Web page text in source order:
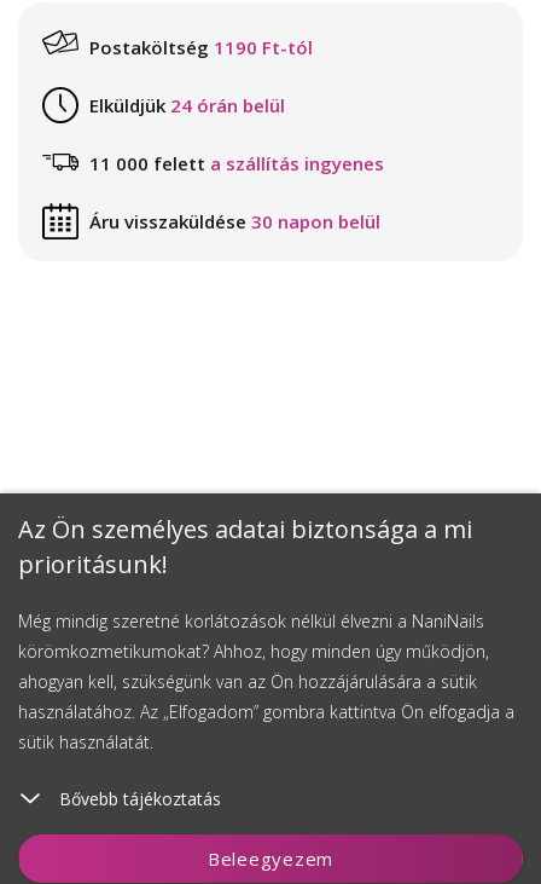
Az Ön személyes adatai biztonsága a mi
prioritásunk!
Még mindig szeretné korlátozások nélkül élvezni a NaniNails
körömkozmetikumokat? Ahhoz, hogy minden úgy működjön,
ahogyan kell, szükségünk van az Ön hozzájárulására a sütik
használatához. Az „Elfogadom” gombra kattintva Ön elfogadja a
sütik használatát.
Bővebb tájékoztatás
Beleegyezem
Kosárhoz ad
Postaköltség 1190 Ft-tól
Elküldjük 24 órán belül
11 000 felett a szállítás ingyenes
Áru visszaküldése 30 napon belül